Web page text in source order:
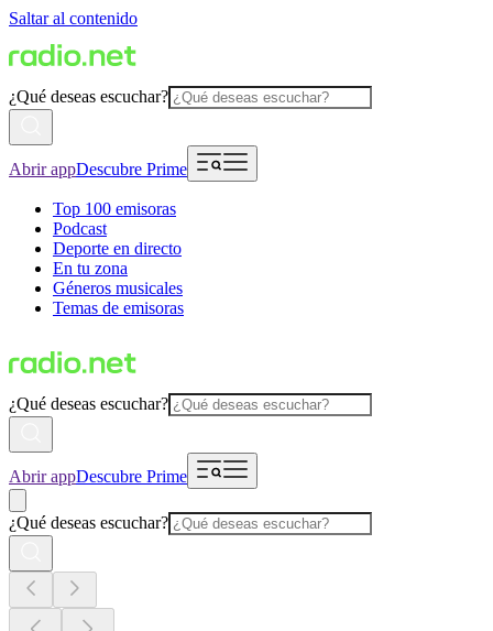
Saltar al contenido
¿Qué deseas escuchar?
Abrir appDescubre Prime
Top 100 emisoras
Podcast
Deporte en directo
En tu zona
Géneros musicales
Temas de emisoras
¿Qué deseas escuchar?
Abrir appDescubre Prime
¿Qué deseas escuchar?